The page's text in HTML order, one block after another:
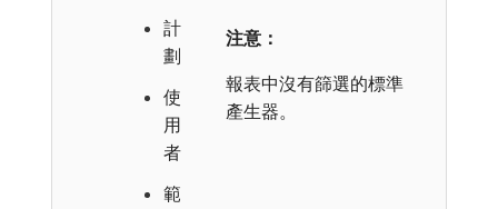
計
劃
使
用
者
範
注意：
報表中沒有篩選的標準
產生器。